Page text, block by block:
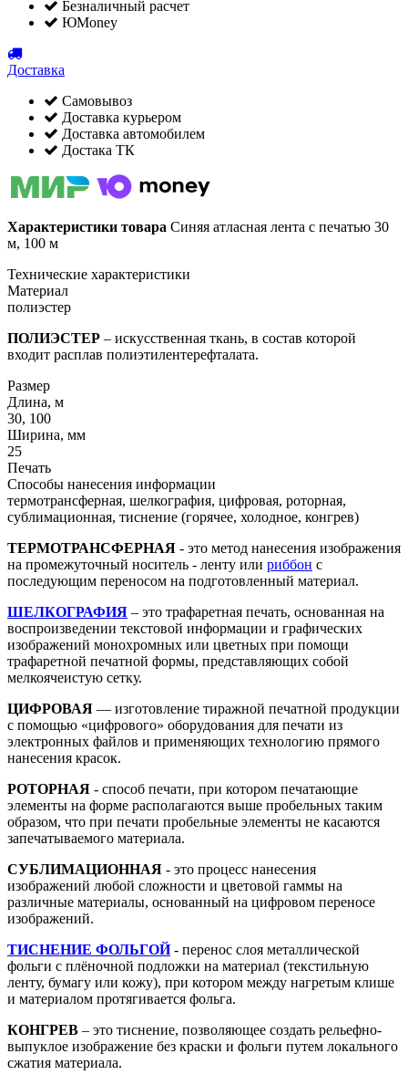
Безналичный расчет
ЮMoney
Доставка
Самовывоз
Доставка курьером
Доставка автомобилем
Достака ТК
Характеристики товара Синяя атласная лента с печатью 30
м, 100 м
Технические характеристики
Материал
полиэстер
ПОЛИЭСТЕР – искусственная ткань, в состав которой
входит расплав полиэтилентерефталата.
Размер
Длина, м
30, 100
Ширина, мм
25
Печать
Способы нанесения информации
термотрансферная, шелкография, цифровая, роторная,
сублимационная, тиснение (горячее, холодное, конгрев)
ТЕРМОТРАНСФЕРНАЯ - это метод нанесения изображения
на промежуточный носитель - ленту или риббон с
последующим переносом на подготовленный материал.
ШЕЛКОГРАФИЯ – это трафаретная печать, основанная на
воспроизведении текстовой информации и графических
изображений монохромных или цветных при помощи
трафаретной печатной формы, представляющих собой
мелкоячеистую сетку.
ЦИФРОВАЯ — изготовление тиражной печатной продукции
с помощью «цифрового» оборудования для печати из
электронных файлов и применяющих технологию прямого
нанесения красок.
РОТОРНАЯ - способ печати, при котором печатающие
элементы на форме располагаются выше пробельных таким
образом, что при печати пробельные элементы не касаются
запечатываемого материала.
СУБЛИМАЦИОННАЯ - это процесс нанесения
изображений любой сложности и цветовой гаммы на
различные материалы, основанный на цифровом переносе
изображений.
ТИСНЕНИЕ ФОЛЬГОЙ- перенос слоя металлической
фольги с плёночной подложки на материал (текстильную
ленту, бумагу или кожу), при котором между нагретым клише
и материалом протягивается фольга.
КОНГРЕВ – это тиснение, позволяющее создать рельефно-
выпуклое изображение без краски и фольги путем локального
сжатия материала.